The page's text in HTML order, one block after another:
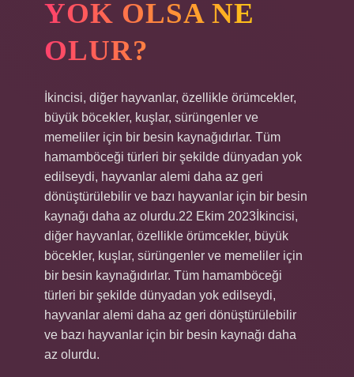
YOK OLSA NE
OLUR?
İkincisi, diğer hayvanlar, özellikle örümcekler,
büyük böcekler, kuşlar, sürüngenler ve
memeliler için bir besin kaynağıdırlar. Tüm
hamamböceği türleri bir şekilde dünyadan yok
edilseydi, hayvanlar alemi daha az geri
dönüştürülebilir ve bazı hayvanlar için bir besin
kaynağı daha az olurdu.22 Ekim 2023İkincisi,
diğer hayvanlar, özellikle örümcekler, büyük
böcekler, kuşlar, sürüngenler ve memeliler için
bir besin kaynağıdırlar. Tüm hamamböceği
türleri bir şekilde dünyadan yok edilseydi,
hayvanlar alemi daha az geri dönüştürülebilir
ve bazı hayvanlar için bir besin kaynağı daha
az olurdu.